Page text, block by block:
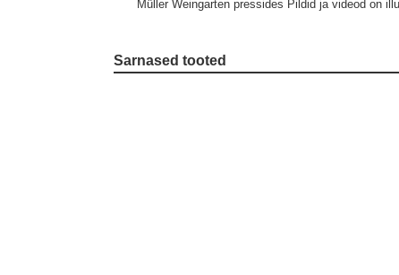
Müller Weingarten pressides Pildid ja videod on
Sarnased tooted